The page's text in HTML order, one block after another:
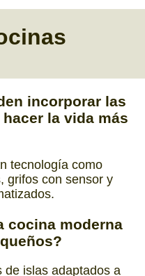
incorporar las
la vida más
tecnología como
grifos con sensor y
cocina moderna
de islas adaptados a